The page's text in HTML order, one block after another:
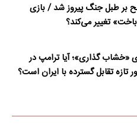
بر طبل جنگ پیروز شد / بازی
تغییر می‌کند؟
«خشاب گذاری»؛ آیا ترامپ در
تازه تقابل گسترده با ایران است؟